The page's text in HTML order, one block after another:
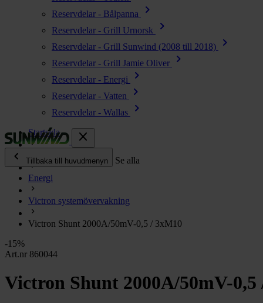
Reservdelar - Bålpanna chevron_right
Reservdelar - Grill Urnorsk chevron_right
Reservdelar - Grill Sunwind (2008 till 2018) chevron_right
Reservdelar - Grill Jamie Oliver chevron_right
Reservdelar - Energi chevron_right
Reservdelar - Vatten chevron_right
Reservdelar - Wallas
chevron_right
close
chevron_left
Tillbaka till huvudmenyn Se alla
Energi
Kök & Gasol chevron_right
Värme chevron_right
Grill & Fritid chevron_right
Startsida
Energi
Victron systemövervakning
Victron Shunt 2000A/50mV-0,5 / 3xM10
-15%
Art.nr 860044
Victron Shunt 2000A/50mV-0,5